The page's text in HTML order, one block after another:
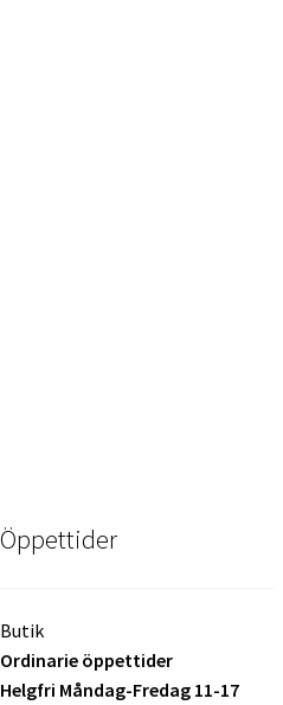
Öppettider
Butik
Ordinarie öppettider
Helgfri Måndag-Fredag 11-17